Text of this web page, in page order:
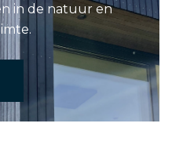
in de natuur en